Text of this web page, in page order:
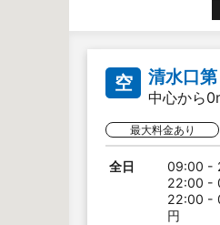
空 清水口第
中心から
最大料金あり
全日
09:00 -
22:00 -
22:00 -
円